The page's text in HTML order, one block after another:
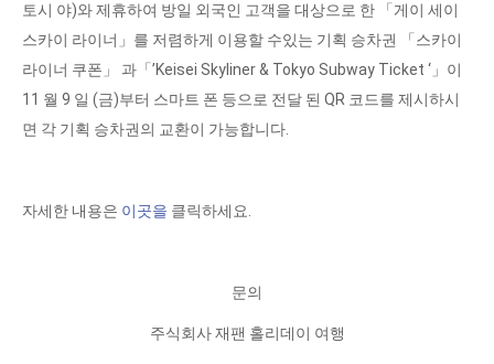
토시 야)와 제휴하여 방일 외국인 고객을 대상으로 한 「게이 세이
스카이 라이너」를 저렴하게 이용할 수있는 기획 승차권 「스카이
라이너 쿠폰」 과「’Keisei Skyliner & Tokyo Subway Ticket ‘」이
11 월 9 일 (금)부터 스마트 폰 등으로 전달 된 QR 코드를 제시하시
면 각 기획 승차권의 교환이 가능합니다.
자세한 내용은 이곳을 클릭하세요.
문의
주식회사 재팬 홀리데이 여행